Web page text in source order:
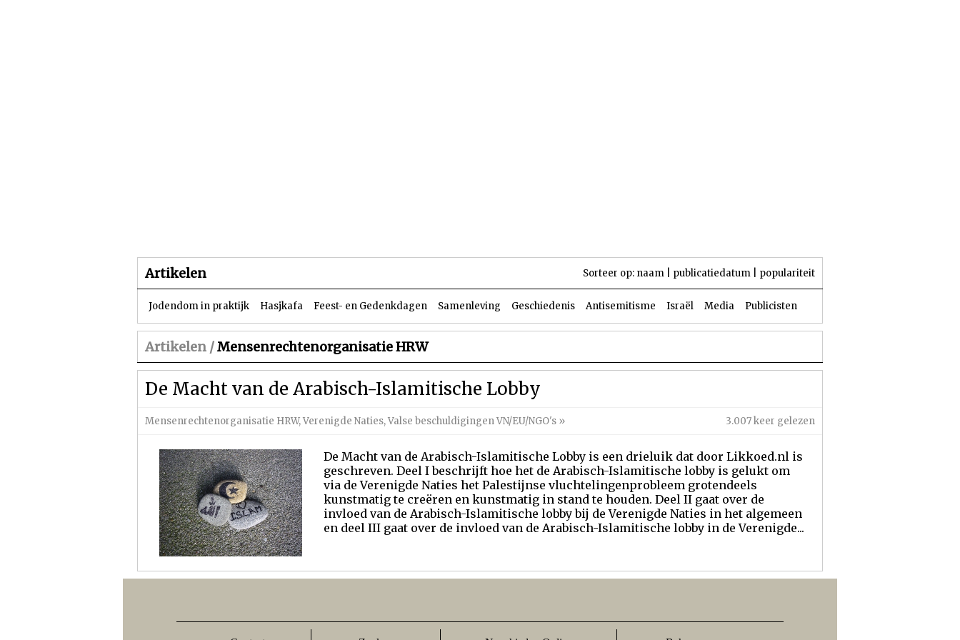
Artikelen Sorteer op: naam publicatiedatum populariteit
Jodendom in praktijk Hasjkafa Feest- en Gedenkdagen Samenleving Geschiedenis Antisemitisme Israël Media Publicisten
Artikelen /Mensenrechtenorganisatie HRW
De Macht van de Arabisch-Islamitische Lobby
Mensenrechtenorganisatie HRW,Verenigde Naties,Valse beschuldigingen VN/EU/NGO's » 3.007 keer gelezen
De Macht van de Arabisch-Islamitische Lobby is een drieluik dat door Likkoed.nl is
geschreven. Deel I beschrijft hoe het de Arabisch-Islamitische lobby is gelukt om
via de Verenigde Naties het Palestijnse vluchtelingenprobleem grotendeels
kunstmatig te creëren en kunstmatig in stand te houden. Deel II gaat over de
invloed van de Arabisch-Islamitische lobby bij de Verenigde Naties in het algemeen
en deel III gaat over de invloed van de Arabisch-Islamitische lobby in de Verenigde...